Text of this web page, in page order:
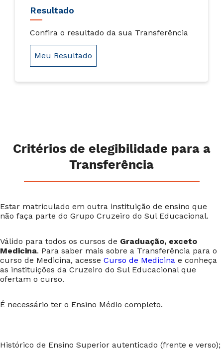
Resultado
Confira o resultado da sua Transferência
Meu Resultado
Critérios de elegibilidade para a
Transferência
Estar matriculado em outra instituição de ensino que
não faça parte do Grupo Cruzeiro do Sul Educacional.
Válido para todos os cursos de Graduação, exceto
Medicina. Para saber mais sobre a Transferência para o
curso de Medicina, acesse Curso de Medicina e conheça
as instituições da Cruzeiro do Sul Educacional que
ofertam o curso.
É necessário ter o Ensino Médio completo.
Histórico de Ensino Superior autenticado (frente e verso);